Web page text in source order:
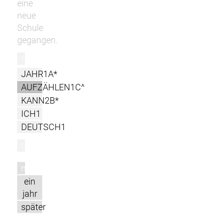
eine
neue
Schule
gegangen.
JAHR1A*
AUFZÄHLEN1C^
KANN2B*
ICH1
DEUTSCH1
m
ein
jahr
später